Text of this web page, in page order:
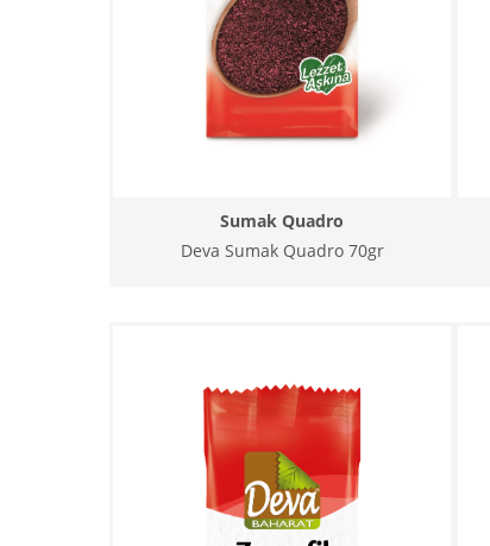
Sumak Quadro
Deva Sumak Quadro 70gr